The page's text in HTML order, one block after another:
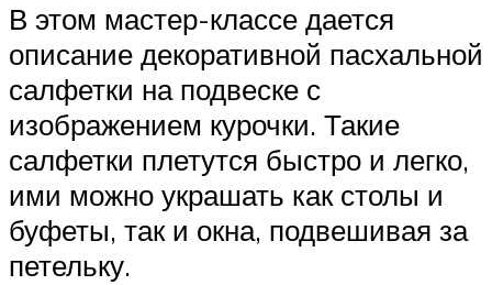
В этом мастер-классе дается
описание декоративной пасхальной
салфетки на подвеске с
изображением курочки. Такие
салфетки плетутся быстро и легко,
ими можно украшать как столы и
буфеты, так и окна, подвешивая за
петельку.